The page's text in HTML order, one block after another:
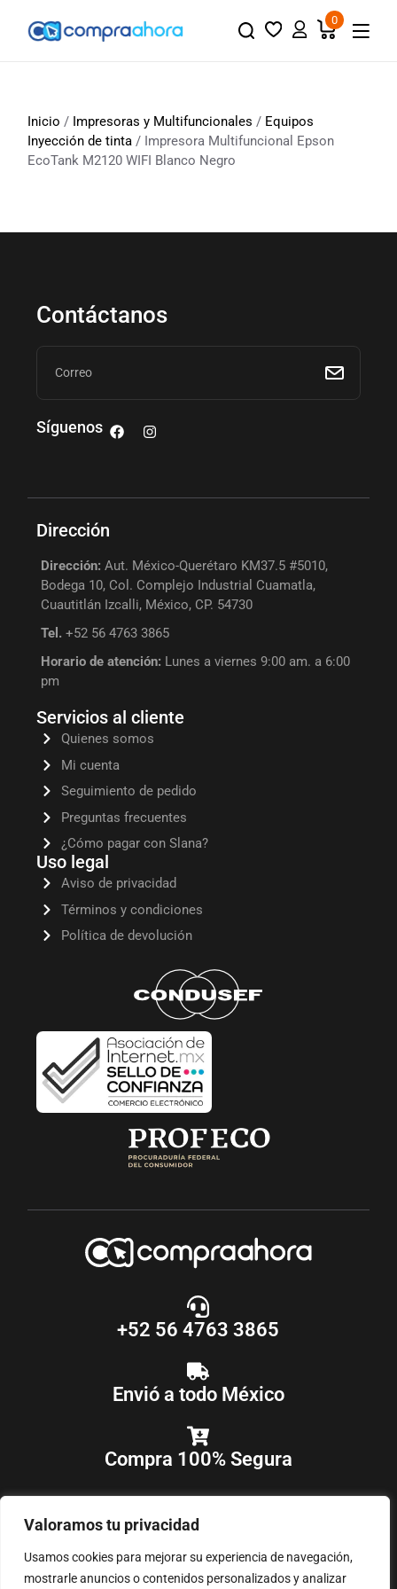
Valoramos tu privacidad
Usamos cookies para mejorar su experiencia de navegación,
mostrarle anuncios o contenidos personalizados y analizar
0
Inicio / Impresoras y Multifuncionales / Equipos
Inyección de tinta / Impresora Multifuncional Epson
EcoTank M2120 WIFI Blanco Negro
Contáctanos
Síguenos
Dirección
Dirección: Aut. México-Querétaro KM37.5 #5010,
Bodega 10, Col. Complejo Industrial Cuamatla,
Cuautitlán Izcalli, México, CP. 54730
Tel. +52 56 4763 3865
Horario de atención: Lunes a viernes 9:00 am. a 6:00
pm
Servicios al cliente
Quienes somos
Mi cuenta
Seguimiento de pedido
Preguntas frecuentes
¿Cómo pagar con Slana?
Uso legal
Aviso de privacidad
Términos y condiciones
Política de devolución
+52 56 4763 3865
Envió a todo México
Compra 100% Segura